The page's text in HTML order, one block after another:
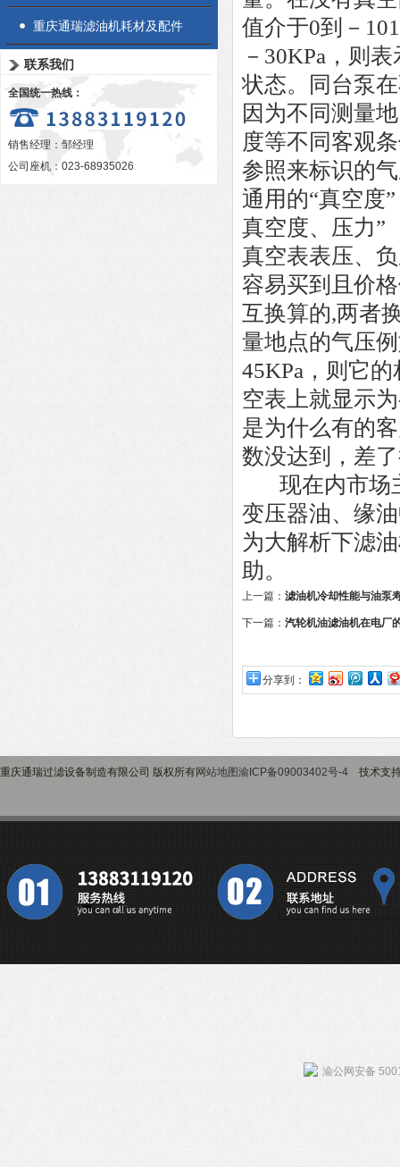
重庆通瑞滤油机耗材及配件
联系我们
全国统一热线：
销售经理：邹经理
公司座机：023-68935026
值介于0到－
－30KPa，则
状态。同台泵
因为不同测量
度等不同客观
参照来标识的
通用的“真空度
真空度、压力”
真空表表压、
容易买到且价
互换算的,两者
量地点的气压
45KPa，则它
空表上就显示
是为什么有的
数没达到，差
现在内市场
变压器油、缘
为大解析下滤
助。
上一篇： 滤油机冷却性能与油泵
下一篇： 汽轮机油滤油机在电厂
分享到：
重庆通瑞过滤设备制造有限公司 版权所有网站地图渝ICP备09003402号-4 技术支
渝公网安备